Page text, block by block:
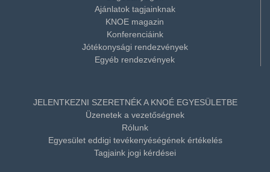
Ajánlatok tagjainknak
KNOE magazin
Konferenciáink
Jótékonysági rendezvények
Egyéb rendezvények
JELENTKEZNI SZERETNÉK A KNOÉ EGYESÜLETBE
Üzenetek a vezetőségnek
Rólunk
Egyesület eddigi tevékenyéségének értékelés
Tagjaink jogi kérdései